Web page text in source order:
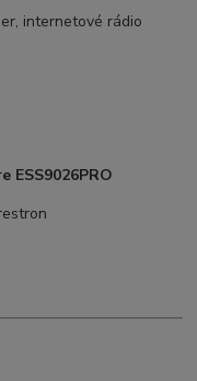
internetové rádio
ESS9026PRO